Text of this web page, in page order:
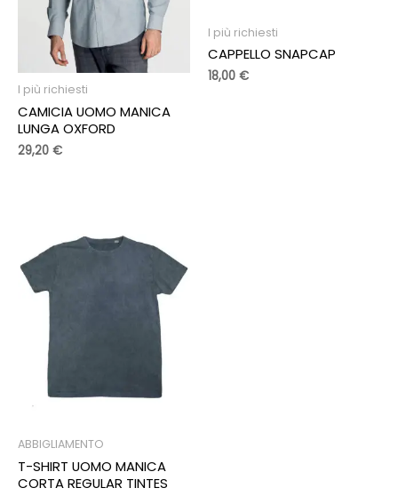
I più richiesti
CAMICIA UOMO MANICA
LUNGA OXFORD
29,20 €
I più richiesti
CAPPELLO SNAPCAP
18,00 €
ABBIGLIAMENTO
T-SHIRT UOMO MANICA
CORTA REGULAR TINTES